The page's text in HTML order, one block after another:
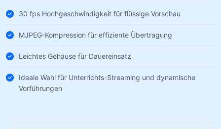
30 fps Hochgeschwindigkeit für flüssige Vorschau
MJPEG-Kompression für effiziente Übertragung
Leichtes Gehäuse für Dauereinsatz
Ideale Wahl für Unterrichts-Streaming und dynamische
Vorführungen